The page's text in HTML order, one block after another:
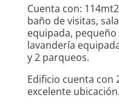
Cuenta con:
baño de visitas,
equipada,
lavandería
y 2 parqueos.
Edificio cuenta con
excelente ubicación.